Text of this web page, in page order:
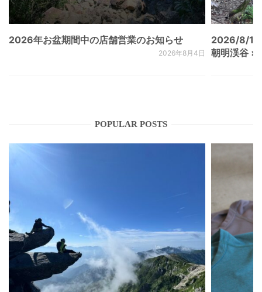
2026年お盆期間中の店舗営業のお知らせ
2026年8月4日
2026/8/
朝明渓谷 ×
POPULAR POSTS